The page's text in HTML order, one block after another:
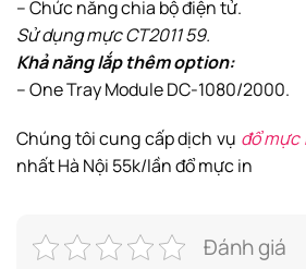
– Chức năng chia bộ điện tử.
Sử dụng mực CT2011 59.
Khả năng lắp thêm option:
– One Tray Module DC-1080/2000.
Chúng tôi cung cấp dịch vụ đổ mực
nhất Hà Nội 55k/lần đổ mực in
Đánh giá